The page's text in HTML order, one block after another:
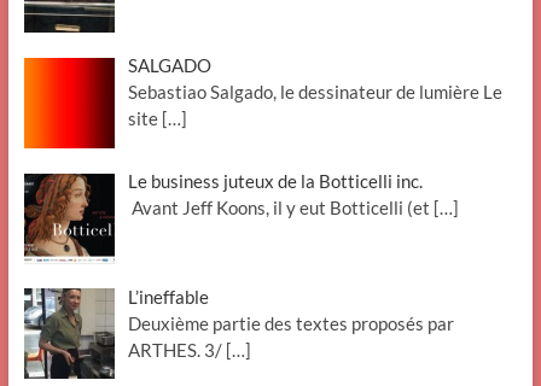
SALGADO
Sebastiao Salgado, le dessinateur de lumière Le
site […]
Le business juteux de la Botticelli inc.
Avant Jeff Koons, il y eut Botticelli (et […]
L’ineffable
Deuxième partie des textes proposés par
ARTHES. 3/ […]